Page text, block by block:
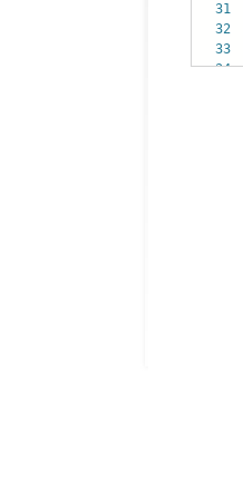
31
32
33
34